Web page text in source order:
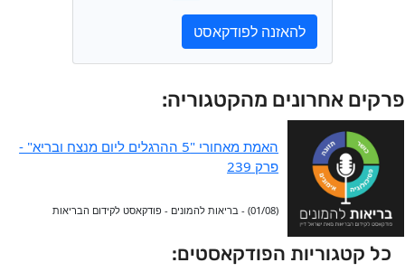
להאזנה לפודקאסט
פרקים אחרונים מהקטגוריה:
האמת מאחורי "5 ההרגלים ליום מנצח ובריא" -
פרק 239
(01/08) - בריאות להמונים - פודקאסט לקידום הבריאות
כל קטגוריות הפודקאסטים: